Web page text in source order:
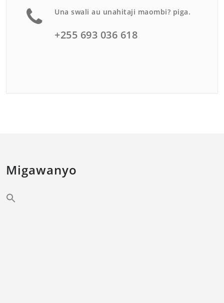
Una swali au unahitaji maombi? piga.
+255 693 036 618
Migawanyo